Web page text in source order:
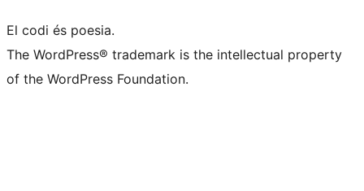
El codi és poesia.
The WordPress® trademark is the intellectual property
of the WordPress Foundation.